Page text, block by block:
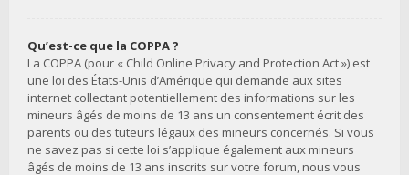
Qu’est-ce que la COPPA ?
La COPPA (pour « Child Online Privacy and Protection Act ») est
une loi des États-Unis d’Amérique qui demande aux sites
internet collectant potentiellement des informations sur les
mineurs âgés de moins de 13 ans un consentement écrit des
parents ou des tuteurs légaux des mineurs concernés. Si vous
ne savez pas si cette loi s’applique également aux mineurs
âgés de moins de 13 ans inscrits sur votre forum, nous vous